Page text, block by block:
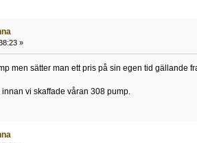
»
men sätter man ett pris på sin egen tid gällande
vi skaffade våran 308 pump.